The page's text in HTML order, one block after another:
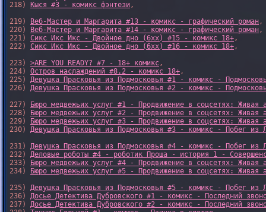
218)
Кыся #3 - комикс фэнтези,
219)
Веб-Мастер и Маргарита #13 - комикс - графический роман,
220)
Веб-Мастер и Маргарита #14 - комикс - графический роман,
221) Сикс Икс Икс - Двойное дно (6xx) #15 - комикс 18+,
222) Сикс Икс Икс - Двойное дно (6xx) #16 - комикс 18+,
223) >ARE YOU READY? #7 - 18+ комикс,
224) Остров наслаждений #8.2 - комикс 18+,
225) Девушка Прасковья из Подмосковья #1 - комикс -
226) Девушка Прасковья из Подмосковья #2 - комикс -
227)
Бюро медвежьих услуг #1 - Продвижение в соцсетях: Живая
228)
Бюро медвежьих услуг #2 - Продвижение в соцсетях: Живая
229)
Бюро медвежьих услуг #3 - Продвижение в соцсетях: Живая
230) Девушка Прасковья из Подмосковья #3 - комикс - Побег из
231) Девушка Прасковья из Подмосковья #4 - комикс - Побег из
232) Деловые роботы #4 - роботик Проша - история 1 -
233)
Бюро медвежьих услуг #4 - Продвижение в соцсетях: Живая
234)
Бюро медвежьих услуг #5 - Продвижение в соцсетях: Живая
235) Девушка Прасковья из Подмосковья #5 - комикс - Побег из
236) Досье Детектива Дубровского #1 - комикс - Последний
237) Досье Детектива Дубровского #2 - комикс - Последний